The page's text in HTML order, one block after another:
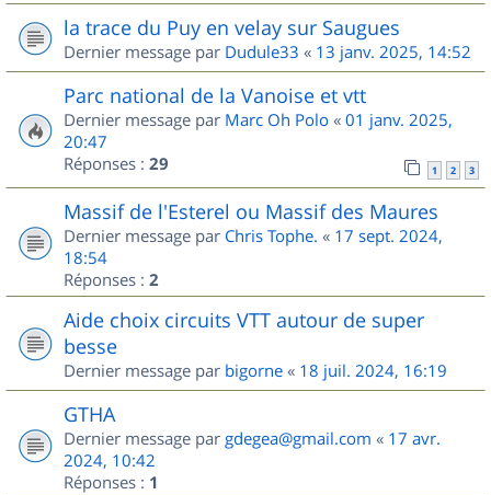
la trace du Puy en velay sur Saugues
Dernier message par Dudule33 « 13 janv. 2025, 14:52
Parc national de la Vanoise et vtt
Dernier message par Marc Oh Polo « 01 janv. 2025,
20:47
Réponses : 29 1 2 3
Massif de l'Esterel ou Massif des Maures
Dernier message par Chris Tophe. « 17 sept. 2024,
18:54
Réponses : 2
Aide choix circuits VTT autour de super
besse
Dernier message par bigorne « 18 juil. 2024, 16:19
GTHA
Dernier message par gdegea@gmail.com « 17 avr.
2024, 10:42
Réponses : 1